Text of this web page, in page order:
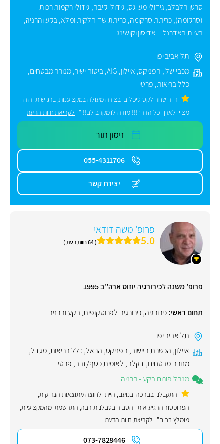
סרטן הלבלב, גידולי מעי גס, גידולי קיבה, גידולי רקמות רכות
(סרקומה),כריתת סרקומה,כריתת שד חלקית ומלא,בקע והרניה,
בעיות באדרנל – אדיסון וקושינג
תל אביב יפו
מכבי שלי, הפניקס, איילון,
AIG
,ביטוח ישיר,מנורה מבטחים,
כלל בריאות, פרטי
"ד"ר שחר לקס טיפל בי בצורה מעולה במקצוענות, ברגישות והיה
מצוין לארך כל הדרך!!! מודה לו מקרב לב!!!" לקריאת חוות הדעת
זימון תור
055-4311706
יצירת קשר
פרופ' משה דודאי
5.0 ( 64 חוות דעת )
פרופ' משנה לכירורגיה יוזוס ארה"ב 1995
תחום ראשי:כירורגיה,כירורגיה לפרוסקופית,בקע והרניה
תל אביב יפו
איילון, הכשרת היישוב, הפניקס, הראל,כלל בריאות,מגדל,
מנורה מבטחים, דקלה, לאומית כסף/זהב, פרטי
מנהל פורום בקע - הרניה
"התקבלנו בברכה ובנועם, הייתי לחוצה מתוצאות הבדיקות,
הפרופסור הרגיע אותי והסביר בסבלנות רבה, התרשמתי מהמקצועיות,
מומלץ בחום" לקריאת חוות הדעת
073-7828446